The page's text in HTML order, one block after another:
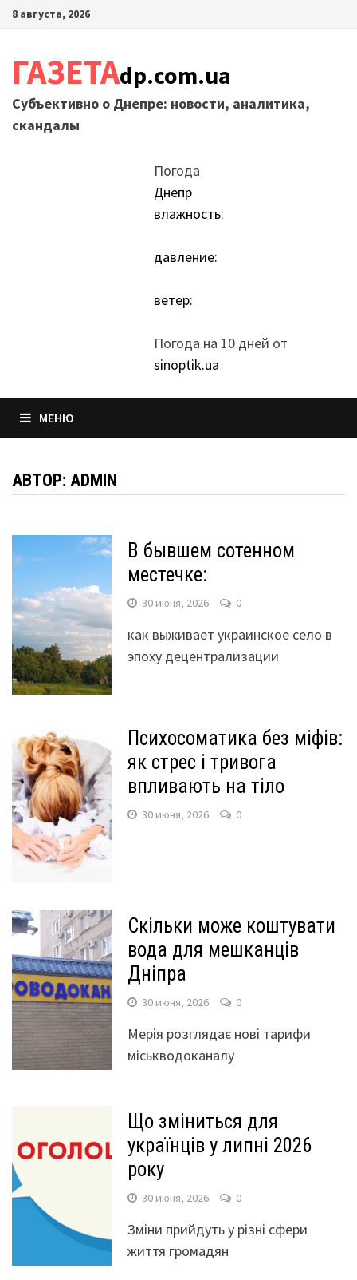
Перейти
8 августа, 2026
ГАЗЕТАdp.com.ua
Субъективно о Днепре: новости, аналитика,
скандалы
Погода
Днепр
влажность:
давление:
ветер:
Погода на 10 дней от
sinoptik.ua
МЕНЮ
АВТОР: ADMIN
В бывшем сотенном
местечке:
30 июня, 2026 0
как выживает украинское село в
эпоху децентрализации
Психосоматика без міфів:
як стрес і тривога
впливають на тіло
30 июня, 2026 0
Скільки може коштувати
вода для мешканців
Дніпра
30 июня, 2026 0
Мерія розглядає нові тарифи
міськводоканалу
Що зміниться для
українців у липні 2026
року
30 июня, 2026 0
Зміни прийдуть у різні сфери
життя громадян